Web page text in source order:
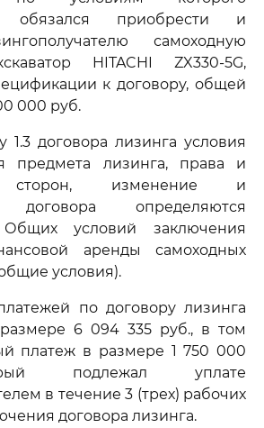
обязался приобрести и
самоходную
HITACHI ZX330-5G,
к договору, общей
000 руб.
1.3 договора лизинга условия
предмета лизинга, права и
сторон, изменение и
договора определяются
условий заключения
аренды самоходных
условия).
по договору лизинга
6 094 335 руб., в том
платеж в размере 1 750 000
подлежал уплате
в течение 3 (трех) рабочих
договора лизинга.